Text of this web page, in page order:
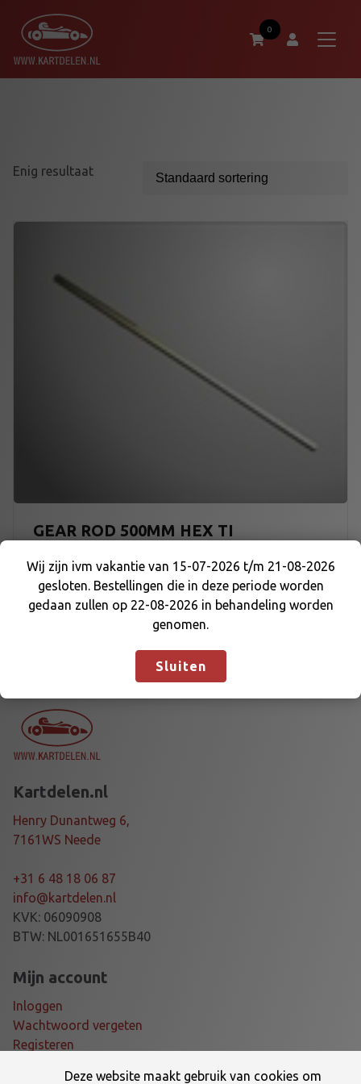
Deze website maakt gebruik van cookies om
0
Enig resultaat
GEAR ROD 500MM HEX TI
€14,59
Kartdelen.nl
Henry Dunantweg 6,
7161WS Neede
+31 6 48 18 06 87
info@kartdelen.nl
KVK: 06090908
BTW: NL001651655B40
Mijn account
Inloggen
Wachtwoord vergeten
Registeren
Wij zijn ivm vakantie van 15-07-2026 t/m 21-08-
2026 gesloten. Bestellingen die in deze periode
worden gedaan zullen op 22-08-2026 in
behandeling worden genomen.Negeren
Wij zijn ivm vakantie van 15-07-2026 t/m 21-08-2026
gesloten. Bestellingen die in deze periode worden
gedaan zullen op 22-08-2026 in behandeling worden
genomen.
Sluiten